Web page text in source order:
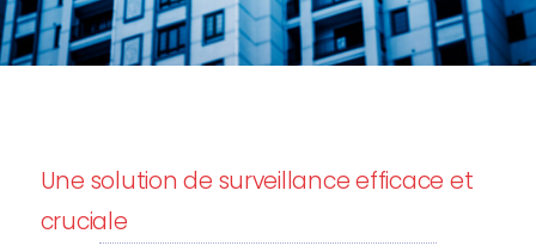
Une solution de surveillance efficace et
cruciale